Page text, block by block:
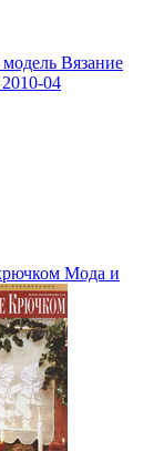
Вязание
04
Мода и